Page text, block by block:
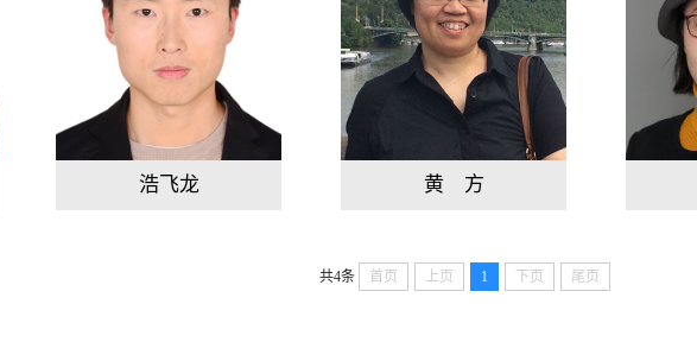
浩飞龙 黄 方
共4条 首页 上页 1 下页 尾页